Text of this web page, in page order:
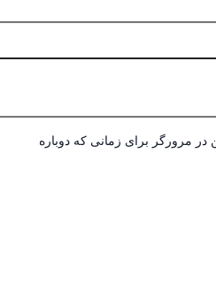
برای زمانی که دوباره